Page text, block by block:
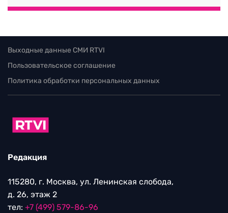
Выходные данные СМИ RTVI
Пользовательское соглашение
Политика обработки персональных данных
Редакция
115280, г. Москва, ул. Ленинская слобода,
д. 26, этаж 2
тел: +7 (499) 579-86-96